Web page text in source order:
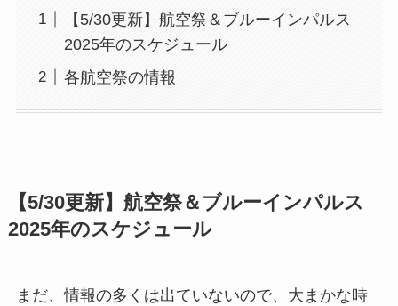
【5/30更新】航空祭＆ブルーインパルス
2025年のスケジュール
各航空祭の情報
【5/30更新】航空祭＆ブルーインパルス
2025年のスケジュール
まだ、情報の多くは出ていないので、大まかな時